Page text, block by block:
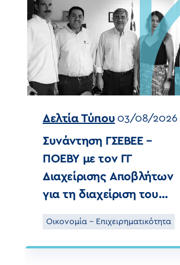
Δελτία Τύπου 03/08/2026
Συνάντηση ΓΣΕΒΕΕ –
ΠΟΕΒΥ με τον ΓΓ
Διαχείρισης Αποβλήτων
για τη διαχείριση του
Γυαλιού
Οικονομία - Επιχειρηματικότητα